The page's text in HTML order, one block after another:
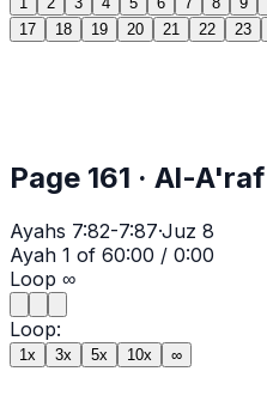
17
18 19 20 21 22 23
Page 161 · Al-A'raf
Ayahs 7:82-7:87·Juz 8
Ayah 1 of 60:00 / 0:00
Loop ∞
Loop:
1x 3x 5x 10x ∞